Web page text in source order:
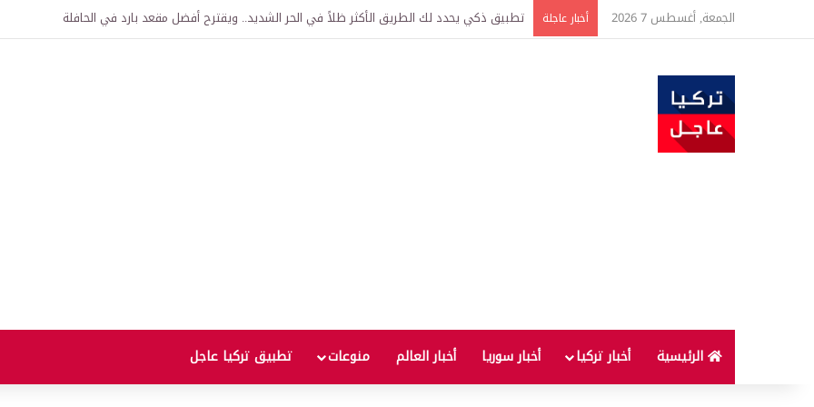
الجمعة, أغسطس 7 2026 أخبار عاجلة تركيا وسوريا توقعان اتفاقية لإنشاء “الجامعة السورية التركية” في دمشق.. منح دراسية واعتراف بالشهادات
الرئيسية أخبار تركيا أخبار سوريا أخبار العالم منوعات تطبيق تركيا عاجل